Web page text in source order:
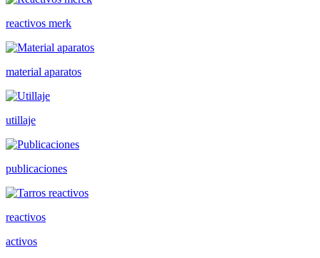
reactivos merk
material aparatos
utillaje
publicaciones
reactivos
activos